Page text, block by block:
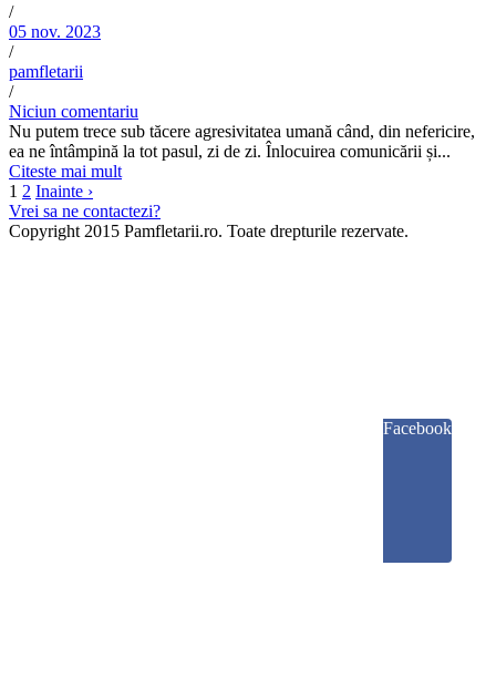
/
05 nov. 2023
/
pamfletarii
/
Niciun comentariu
Nu putem trece sub tăcere agresivitatea umană când, din nefericire,
ea ne întâmpină la tot pasul, zi de zi. Înlocuirea comunicării și...
Citeste mai mult
1 2 Inainte ›
Vrei sa ne contactezi?
Copyright 2015 Pamfletarii.ro. Toate drepturile rezervate.
Facebook